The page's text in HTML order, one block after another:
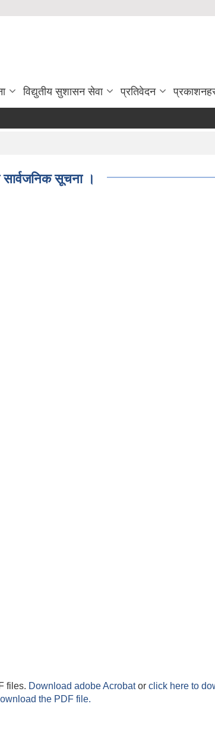
विद्युतीय सुशासन सेवा प्रतिवेदन
सार्वजनिक सूचना ।
files. Download adobe Acrobator click here to
the PDF file.